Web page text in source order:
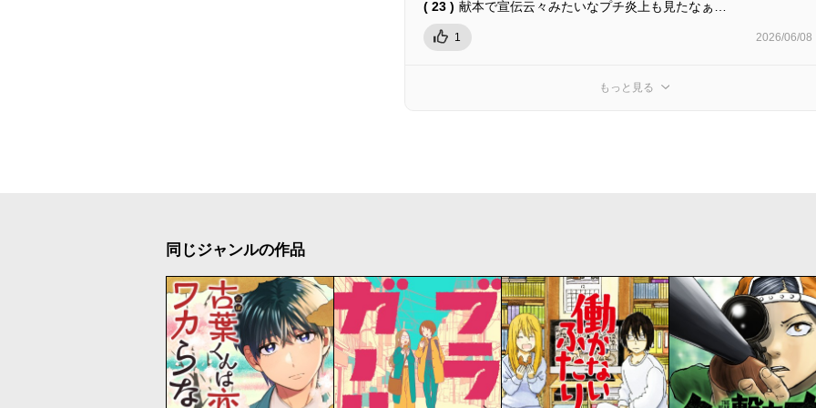
( 23 ) 献本で宣伝云々みたいなプチ炎上も見たなぁ…
1 2026/06/08
もっと見る
同じジャンルの作品